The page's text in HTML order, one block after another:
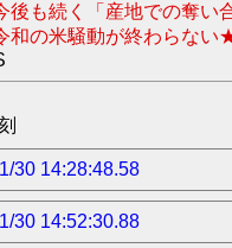
後も続く「産地での奪い
和の米騒動が終わらな
30 14:28:48.58
30 14:52:30.88